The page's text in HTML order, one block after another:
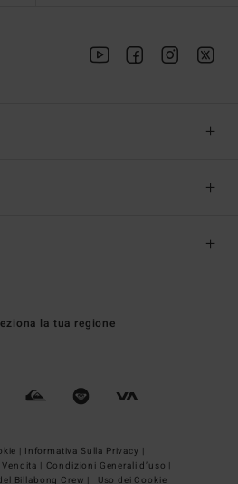
la tua regione
| Informativa Sulla Privacy |
| Condizioni Generali d’uso |
Billabong Crew |
Uso dei Cookie